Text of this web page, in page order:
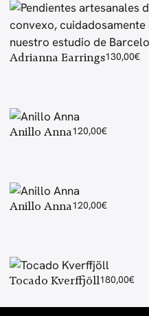
Adrianna Earrings130,00€
Anillo Anna120,00€
Anillo Anna120,00€
Tocado Kverffjöll180,00€